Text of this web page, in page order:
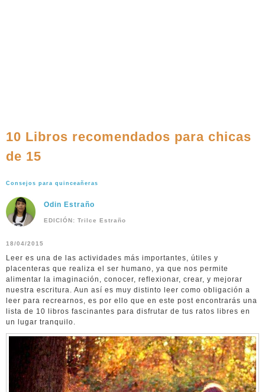
10 Libros recomendados para chicas
de 15
Consejos para quinceañeras
Odin Estraño
EDICIÓN: Trilce Estraño
18/04/2015
Leer es una de las actividades más importantes, útiles y
placenteras que realiza el ser humano, ya que nos permite
alimentar la imaginación, conocer, reflexionar, crear, y mejorar
nuestra escritura. Aun así es muy distinto leer como obligación a
leer para recrearnos, es por ello que en este post encontrarás una
lista de 10 libros fascinantes para disfrutar de tus ratos libres en
un lugar tranquilo.